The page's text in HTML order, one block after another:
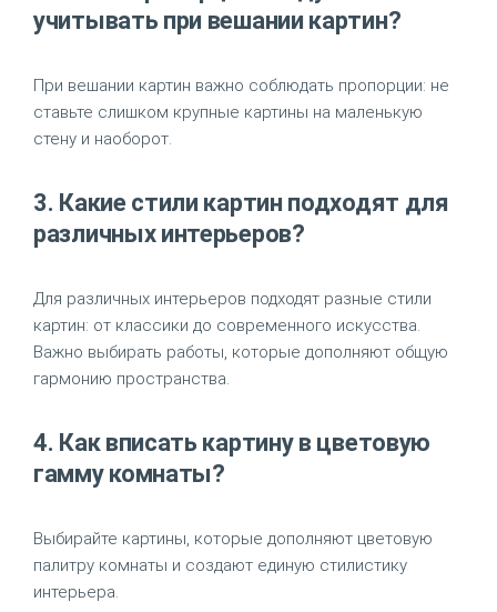
учитывать при вешании картин?
При вешании картин важно соблюдать пропорции: не
ставьте слишком крупные картины на маленькую
стену и наоборот.
3. Какие стили картин подходят для
различных интерьеров?
Для различных интерьеров подходят разные стили
картин: от классики до современного искусства.
Важно выбирать работы, которые дополняют общую
гармонию пространства.
4. Как вписать картину в цветовую
гамму комнаты?
Выбирайте картины, которые дополняют цветовую
палитру комнаты и создают единую стилистику
интерьера.